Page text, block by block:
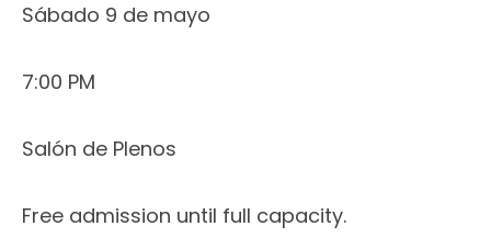
Sábado 9 de mayo
7:00 PM
Salón de Plenos
Free admission until full capacity.